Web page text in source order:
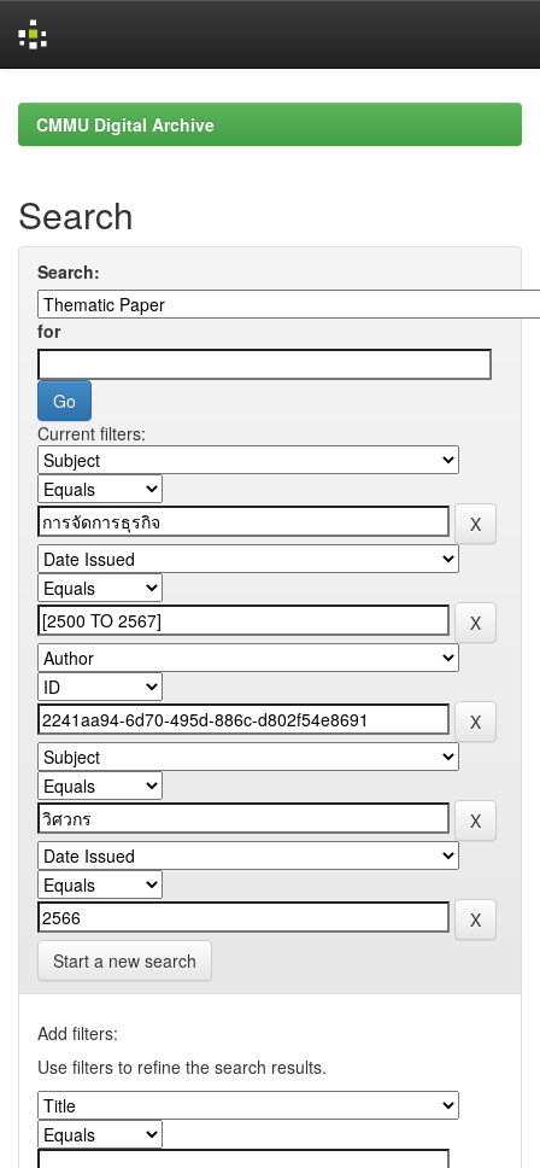
navigationCMMU Digital Archive
Search
Search:
for
Current filters:
Start a new search
Add filters:
Use filters to refine the search results.